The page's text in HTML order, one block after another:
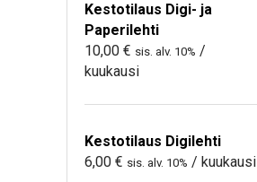
Kestotilaus Digi- ja
Paperilehti
10,00 € sis. alv. 10% /
kuukausi
Kestotilaus Digilehti
6,00 € sis. alv. 10% / kuukausi